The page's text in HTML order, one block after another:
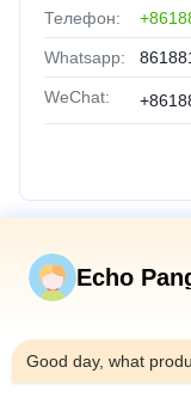
Телефон:
Whatsapp:
WeChat:
Echo
Good day, what